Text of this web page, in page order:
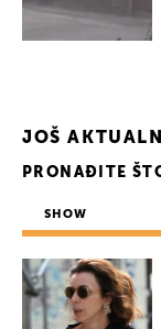
JOŠ
PRONAĐITE
SHOW